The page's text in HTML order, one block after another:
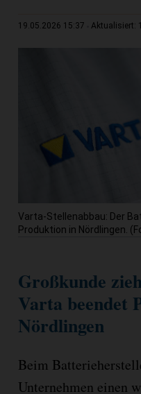
19.05.2026 15:37 Aktualisiert:
Varta-Stellenabbau: Der
Produktion in Nördlingen.
Großkunde
Varta beendet
Nördlingen
Beim
Unternehmen einen